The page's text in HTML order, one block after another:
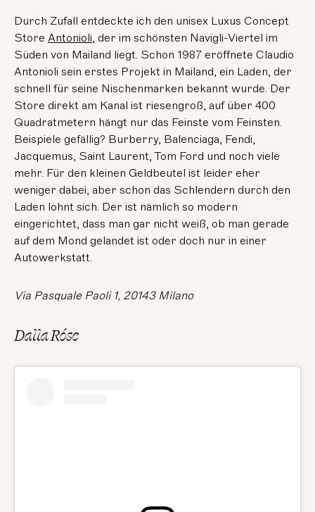
Durch Zufall entdeckte ich den unisex Luxus Concept
StoreAntonioli, der im schönsten Navigli-Viertel im
Süden von Mailand liegt. Schon 1987 eröffnete Claudio
Antonioli sein erstes Projekt in Mailand, ein Laden, der
schnell für seine Nischenmarken bekannt wurde. Der
Store direkt am Kanal ist riesengroß, auf über 400
Quadratmetern hängt nur das Feinste vom Feinsten.
Beispiele gefällig? Burberry, Balenciaga, Fendi,
Jacquemus, Saint Laurent, Tom Ford und noch viele
mehr. Für den kleinen Geldbeutel ist leider eher
weniger dabei, aber schon das Schlendern durch den
Laden lohnt sich. Der ist nämlich so modern
eingerichtet, dass man gar nicht weiß, ob man gerade
auf dem Mond gelandet ist oder doch nur in einer
Autowerkstatt.
Via Pasquale Paoli 1, 20143 Milano
Dalla Róse